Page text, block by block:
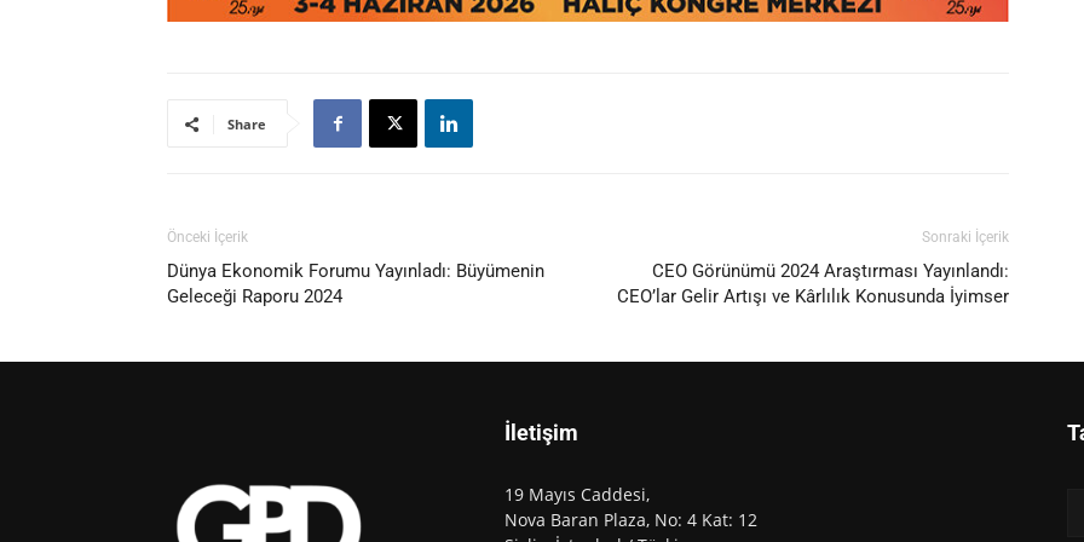
Share
Önceki İçerik
Dünya Ekonomik Forumu Yayınladı: Büyümenin
Geleceği Raporu 2024
Sonraki İçerik
CEO Görünümü 2024 Araştırması Yayınlandı:
CEO’lar Gelir Artışı ve Kârlılık Konusunda İyimser
İletişim
19 Mayıs Caddesi,
Nova Baran Plaza, No: 4 Kat: 12